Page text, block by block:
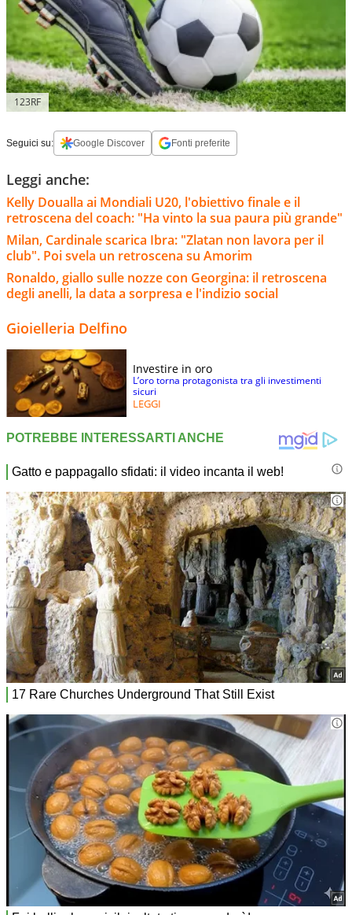
123RF
Seguici su: Google Discover Fonti preferite
Leggi anche:
Kelly Doualla ai Mondiali U20, l'obiettivo finale e il
retroscena del coach: "Ha vinto la sua paura più grande"
Milan, Cardinale scarica Ibra: "Zlatan non lavora per il
club". Poi svela un retroscena su Amorim
Ronaldo, giallo sulle nozze con Georgina: il retroscena
degli anelli, la data a sorpresa e l'indizio social
Gioielleria Delfino
Investire in oro
L’oro torna protagonista tra gli investimenti
sicuri
LEGGI